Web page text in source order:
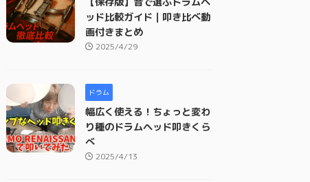
ッド比較ガイド｜叩き比べ動
画付きまとめ
2025/4/29
ドラム
幅広く使える！ちょっと変わ
り種のドラムヘッド叩きくら
べ
2025/4/13